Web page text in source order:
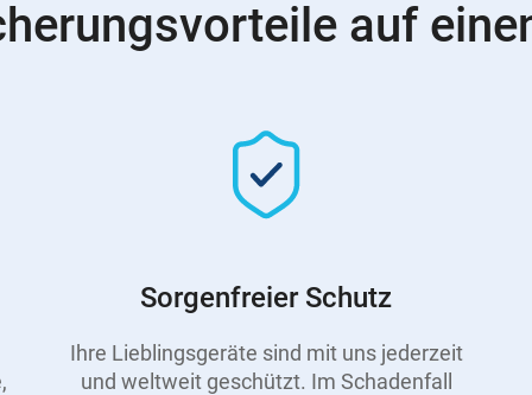
auf
Sorgenfreier Schutz
Ihre Lieblingsgeräte sind mit uns jederzeit
und weltweit geschützt. Im Schadenfall